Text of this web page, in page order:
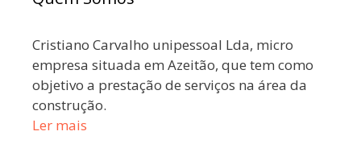
Cristiano Carvalho unipessoal Lda, micro
empresa situada em Azeitão, que tem como
objetivo a prestação de serviços na área da
construção.
Ler mais